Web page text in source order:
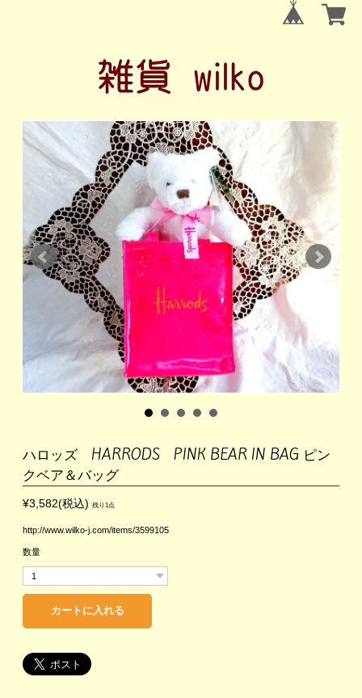
ハロッズ HARRODS PINK BEAR IN BAG ピン
クベア＆バッグ
¥3,582(税込) 残り1点
http://www.wilko-j.com/items/3599105
数量